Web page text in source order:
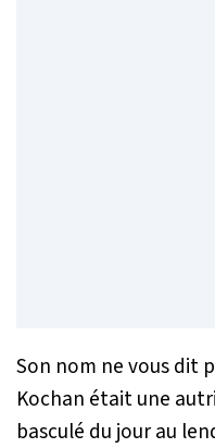
Son nom ne vous dit
Kochan était une
basculé du jour au